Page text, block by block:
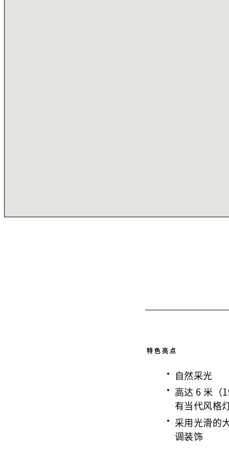
特色亮点
自然采光
高达 6 米（
有当代风格
采用光滑的
调装饰